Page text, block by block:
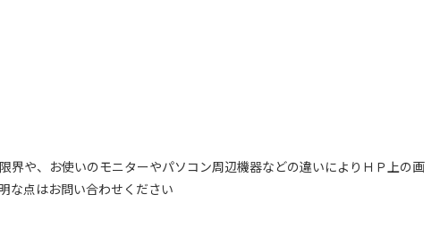
や、お使いのモニターやパソコン周辺機器などの違いによりＨＰ上の画
な点はお問い合わせください